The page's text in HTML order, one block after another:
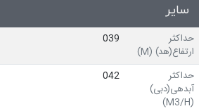
سایر
حداکثر
ارتفاع(هد) (M)
039
حداکثر
آبدهی(دبی)
(M3/H)
042